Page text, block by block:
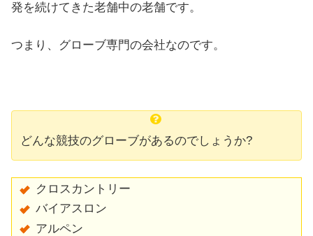
発を続けてきた老舗中の老舗です。
つまり、グローブ専門の会社なのです。
どんな競技のグローブがあるのでしょうか?
​クロスカントリー
バイアスロン
アルペン